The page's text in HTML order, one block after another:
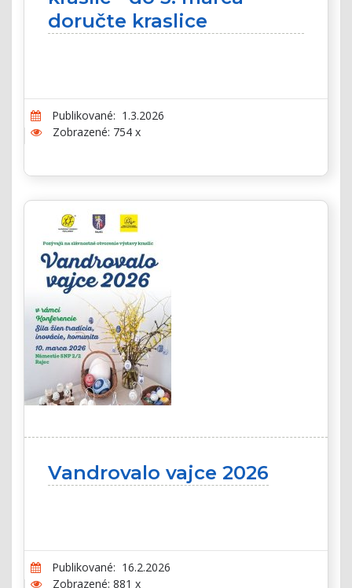
doručte kraslice
Publikované: 1.3.2026
Zobrazené: 754 x
Vandrovalo vajce 2026
Publikované: 16.2.2026
Zobrazené: 881 x